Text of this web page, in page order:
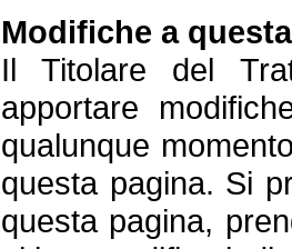
Modifiche a
Il Titolare del
apportare
qualunque
questa pagina. Si
questa pagina,